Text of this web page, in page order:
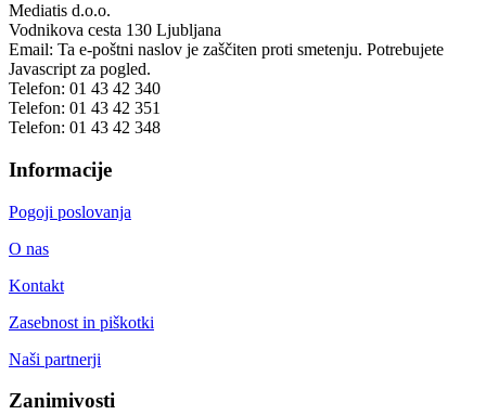
Mediatis d.o.o.
Vodnikova cesta 130 Ljubljana
Email: Ta e-poštni naslov je zaščiten proti smetenju. Potrebujete
Javascript za pogled.
Telefon: 01 43 42 340
Telefon: 01 43 42 351
Telefon: 01 43 42 348
Informacije
Pogoji poslovanja
O nas
Kontakt
Zasebnost in piškotki
Naši partnerji
Zanimivosti